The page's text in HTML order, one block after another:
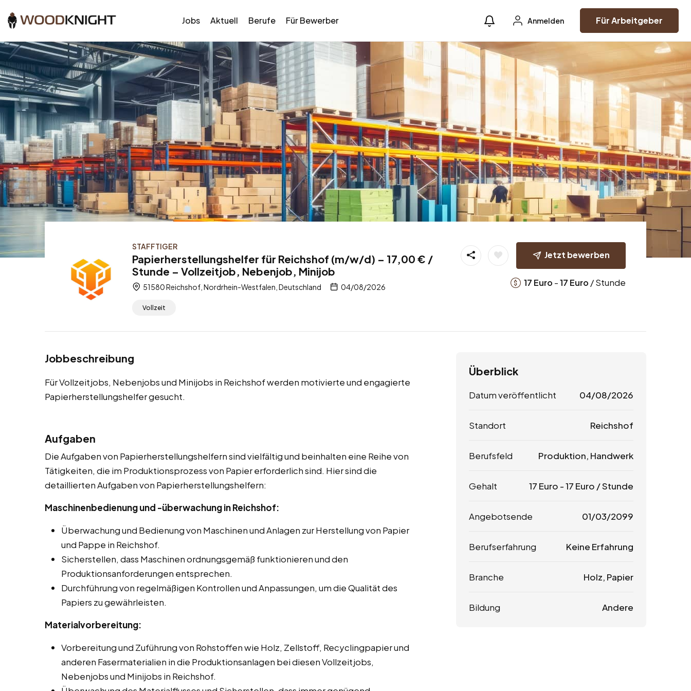
Jobs Aktuell Berufe Für Bewerber Anmelden Für Arbeitgeber
STAFFTIGER
Papierherstellungshelfer für Reichshof (m/w/d) – 17,00 € /
Stunde – Vollzeitjob, Nebenjob, Minijob
51580 Reichshof, Nordrhein-Westfalen, Deutschland 04/08/2026
Vollzeit
Jetzt bewerben
17 Euro -17 Euro / Stunde
Jobbeschreibung
Für Vollzeitjobs, Nebenjobs und Minijobs in Reichshof werden motivierte und engagierte
Papierherstellungshelfer gesucht.
Aufgaben
Die Aufgaben von Papierherstellungshelfern sind vielfältig und beinhalten eine Reihe von
Tätigkeiten, die im Produktionsprozess von Papier erforderlich sind. Hier sind die
detaillierten Aufgaben von Papierherstellungshelfern:
Maschinenbedienung und -überwachung in Reichshof:
Überwachung und Bedienung von Maschinen und Anlagen zur Herstellung von Papier
und Pappe in Reichshof.
Sicherstellen, dass Maschinen ordnungsgemäß funktionieren und den
Produktionsanforderungen entsprechen.
Durchführung von regelmäßigen Kontrollen und Anpassungen, um die Qualität des
Papiers zu gewährleisten.
Materialvorbereitung:
Vorbereitung und Zuführung von Rohstoffen wie Holz, Zellstoff, Recyclingpapier und
anderen Fasermaterialien in die Produktionsanlagen bei diesen Vollzeitjobs,
Nebenjobs und Minijobs in Reichshof.
Überblick
Datum veröffentlicht 04/08/2026
Standort Reichshof
Berufsfeld Produktion, Handwerk
Gehalt 17 Euro -17 Euro / Stunde
Angebotsende 01/03/2099
Berufserfahrung Keine Erfahrung
Branche Holz, Papier
Bildung Andere